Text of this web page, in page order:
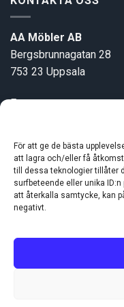
För att ge de bästa
att lagra och/eller få
till dessa teknologier tillåter
surfbeteende eller unika
att återkalla samtycke, kan
negativt.
AA Möbler AB
Bergsbrunnagatan 28
753 23 Uppsala
E-post:
INFORMATION
Om oss